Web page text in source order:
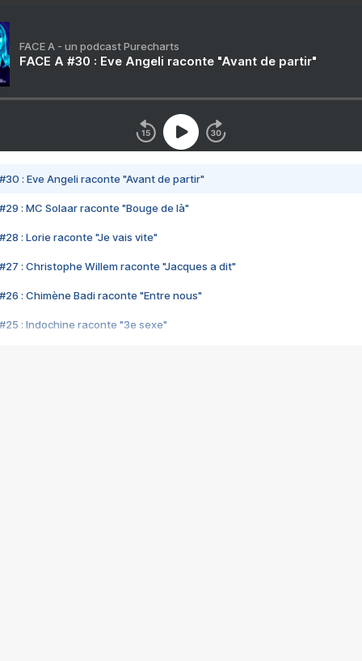
FACE A - un podcast Purecharts
FACE A #30 : Eve Angeli raconte "Avant de partir"
#30 : Eve Angeli raconte "Avant de partir"
#29 : MC Solaar raconte "Bouge de là"
#28 : Lorie raconte "Je vais vite"
#27 : Christophe Willem raconte "Jacques a dit"
#26 : Chimène Badi raconte "Entre nous"
#25 : Indochine raconte "3e sexe"